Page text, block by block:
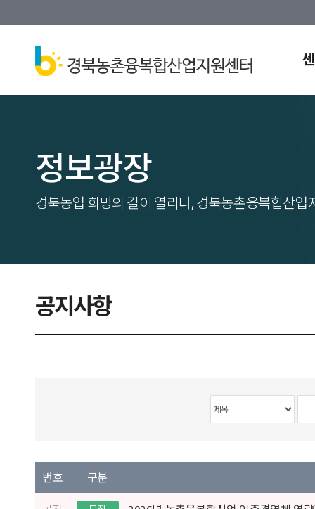
정보광장
경북농업 희망의 길이 열리다, 경북농촌융복합산업
공지사항
번호 구분